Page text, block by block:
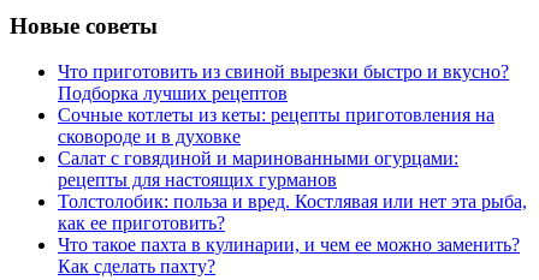
Новые советы
Что приготовить из свиной вырезки быстро и вкусно?
Подборка лучших рецептов
Сочные котлеты из кеты: рецепты приготовления на
сковороде и в духовке
Салат с говядиной и маринованными огурцами:
рецепты для настоящих гурманов
Толстолобик: польза и вред. Костлявая или нет эта рыба,
как ее приготовить?
Что такое пахта в кулинарии, и чем ее можно заменить?
Как сделать пахту?